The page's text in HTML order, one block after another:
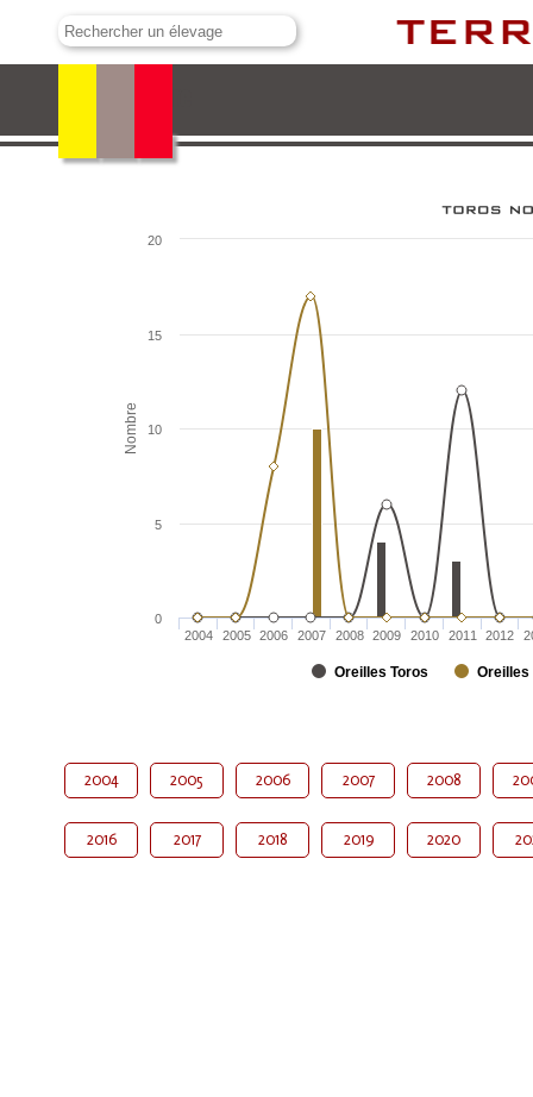
Nombre
Oreilles Toros Oreilles
2004 2005 2006 2007 2008 2009 2010 2011 2012
0
5
10
15
20
2004 2005 2006 2007 2008
2016 2017 2018 2019 2020